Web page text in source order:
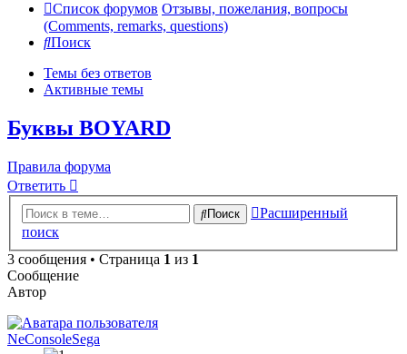
Список форумов Отзывы, пожелания, вопросы
(Comments, remarks, questions)
Поиск
Темы без ответов
Активные темы
Буквы BOYARD
Правила форума
Ответить
Поиск
Расширенный
поиск
3 сообщения • Страница 1 из 1
Сообщение
Автор
NeConsoleSega